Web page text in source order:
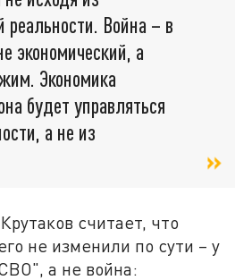
реальности. Война – в
экономический, а
Экономика
будет управляться
а не из
считает, что
не изменили по сути – у
а не война: